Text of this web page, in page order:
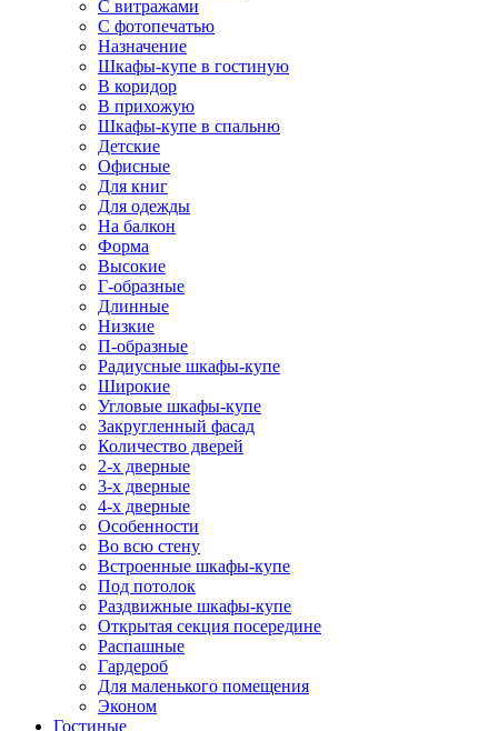
С витражами
С фотопечатью
Назначение
Шкафы-купе в гостиную
В коридор
В прихожую
Шкафы-купе в спальню
Детские
Офисные
Для книг
Для одежды
На балкон
Форма
Высокие
Г-образные
Длинные
Низкие
П-образные
Радиусные шкафы-купе
Широкие
Угловые шкафы-купе
Закругленный фасад
Количество дверей
2-х дверные
3-х дверные
4-х дверные
Особенности
Во всю стену
Встроенные шкафы-купе
Под потолок
Раздвижные шкафы-купе
Открытая секция посередине
Распашные
Гардероб
Для маленького помещения
Эконом
Гостиные